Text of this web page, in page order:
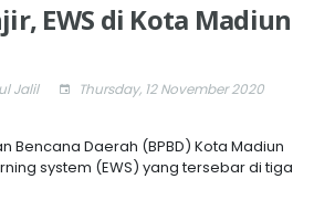
EWS di Kota Madiun
Jalil Thursday, 12 November 2020
Bencana Daerah (BPBD) Kota Madiun
system (EWS) yang tersebar di tiga